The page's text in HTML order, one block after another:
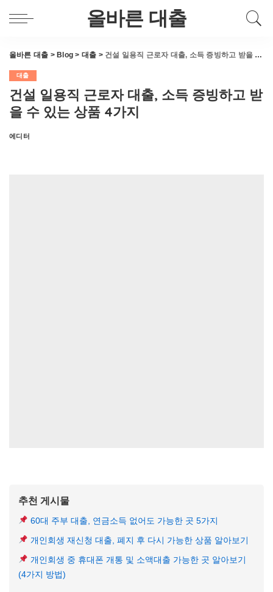
올바른 대출
올바른 대출 > Blog > 대출 > 건설 일용직 근로자 대출, 소득 증빙하고 받을 수 있는 상품 4가지
대출
건설 일용직 근로자 대출, 소득 증빙하고 받
을 수 있는 상품 4가지
Posted
에디터
추천 게시물
60대 주부 대출, 연금소득 없어도 가능한 곳 5가지
개인회생 재신청 대출, 폐지 후 다시 가능한 상품 알아보기
개인회생 중 휴대폰 개통 및 소액대출 가능한 곳 알아보기
(4가지 방법)